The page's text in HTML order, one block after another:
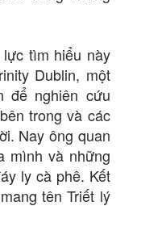
tìm hiểu này
Dublin, một
để nghiên cứu
trong và các
Nay ông quan
mình và những
ly cà phê. Kết
tên Triết lý